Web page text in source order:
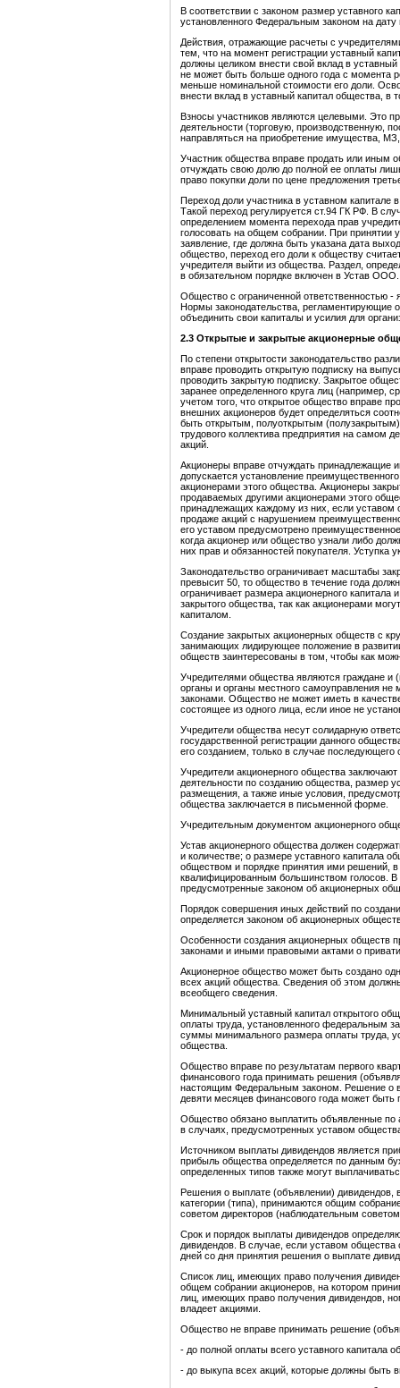
В соответствии с законом размер уставного
установленного Федеральным законом на
Действия, отражающие расчеты с
тем, что на момент регистрации уставный
должны целиком внести свой вклад в
не может быть больше одного года с момента
меньше номинальной стоимости его доли.
внести вклад в уставный капитал общества, в
Взносы участников являются целевыми. Это
деятельности (торговую, производственную,
направляться на приобретение имущества,
Участник общества вправе продать или иным
отчуждать свою долю до полной ее оплаты
право покупки доли по цене предложения
Переход доли участника в уставном капитале
Такой переход регулируется ст.94 ГК РФ. В
определением момента перехода прав
голосовать на общем собрании. При
заявление, где должна быть указана дата
общество, переход его доли к обществу
учредителя выйти из общества. Раздел,
в обязательном порядке включен в Устав
Общество с ограниченной ответственностью
Нормы законодательства,
объединить свои капиталы и усилия для
2.3 Открытые и закрытые акционерные
По степени открытости законодательство
вправе проводить открытую подписку на
проводить закрытую подписку. Закрытое
заранее определенного круга лиц (например,
учетом того, что открытое общество вправе
внешних акционеров будет определяться
быть открытым, полуоткрытым
трудового коллектива предприятия на самом
акций.
Акционеры вправе отчуждать принадлежащие
допускается установление
акционерами этого общества. Акционеры
продаваемых другими акционерами этого
принадлежащих каждому из них, если уставом
продаже акций с нарушением
его уставом предусмотрено
когда акционер или общество узнали либо
них прав и обязанностей покупателя. Уступка
Законодательство ограничивает масштабы
превысит 50, то общество в течение года
ограничивает размера акционерного
закрытого общества, так как акционерами
капиталом.
Создание закрытых акционерных обществ с
занимающих лидирующее положение в
обществ заинтересованы в том, чтобы как
Учредителями общества являются граждане и
органы и органы местного самоуправления
законами. Общество не может иметь в
состоящее из одного лица, если иное не
Учредители общества несут солидарную
государственной регистрации данного
его созданием, только в случае
Учредители акционерного общества
деятельности по созданию общества, размер
размещения, а также иные условия,
общества заключается в письменной форме.
Учредительным документом акционерного
Устав акционерного общества должен
и количестве; о размере уставного капитала
обществом и порядке принятия ими решений,
квалифицированным большинством голосов. В
предусмотренные законом об акционерных
Порядок совершения иных действий по
определяется законом об акционерных
Особенности создания акционерных обществ
законами и иными правовыми актами о
Акционерное общество может быть создано
всех акций общества. Сведения об этом
всеобщего сведения.
Минимальный уставный капитал открытого
оплаты труда, установленного федеральным
суммы минимального размера оплаты труда,
общества.
Общество вправе по результатам первого
финансового года принимать решения
настоящим Федеральным законом. Решение о
девяти месяцев финансового года может быть
Общество обязано выплатить объявленные по
в случаях, предусмотренных уставом
Источником выплаты дивидендов является
прибыль общества определяется по данным
определенных типов также могут
Решения о выплате (объявлении)
категории (типа), принимаются общим
советом директоров (наблюдательным
Срок и порядок выплаты дивидендов
дивидендов. В случае, если уставом
дней со дня принятия решения о выплате
Список лиц, имеющих право получения
общем собрании акционеров, на котором
лиц, имеющих право получения дивидендов,
владеет акциями.
Общество не вправе принимать решение
- до полной оплаты всего уставного капитала
- до выкупа всех акций, которые должны быть